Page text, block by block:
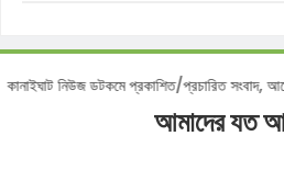
:কানাইঘাট নিউজ ডটকমে প্রকাশিত/প্রচারিত
আমাদের যত